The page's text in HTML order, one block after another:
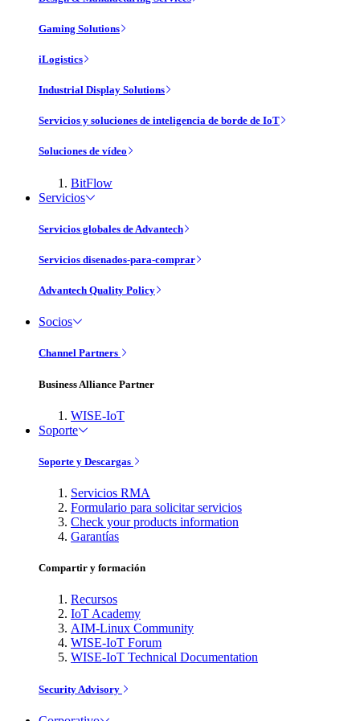
Gaming Solutions
iLogistics
Industrial Display Solutions
Servicios y soluciones de inteligencia de borde de IoT
Soluciones de vídeo
BitFlow
Servicios
Servicios globales de Advantech
Servicios disenados-para-comprar
Advantech Quality Policy
Socios
Channel Partners
Business Alliance Partner
WISE-IoT
Soporte
Soporte y Descargas
Servicios RMA
Formulario para solicitar servicios
Check your products information
Garantías
Compartir y formación
Recursos
IoT Academy
AIM-Linux Community
WISE-IoT Forum
WISE-IoT Technical Documentation
Security Advisory